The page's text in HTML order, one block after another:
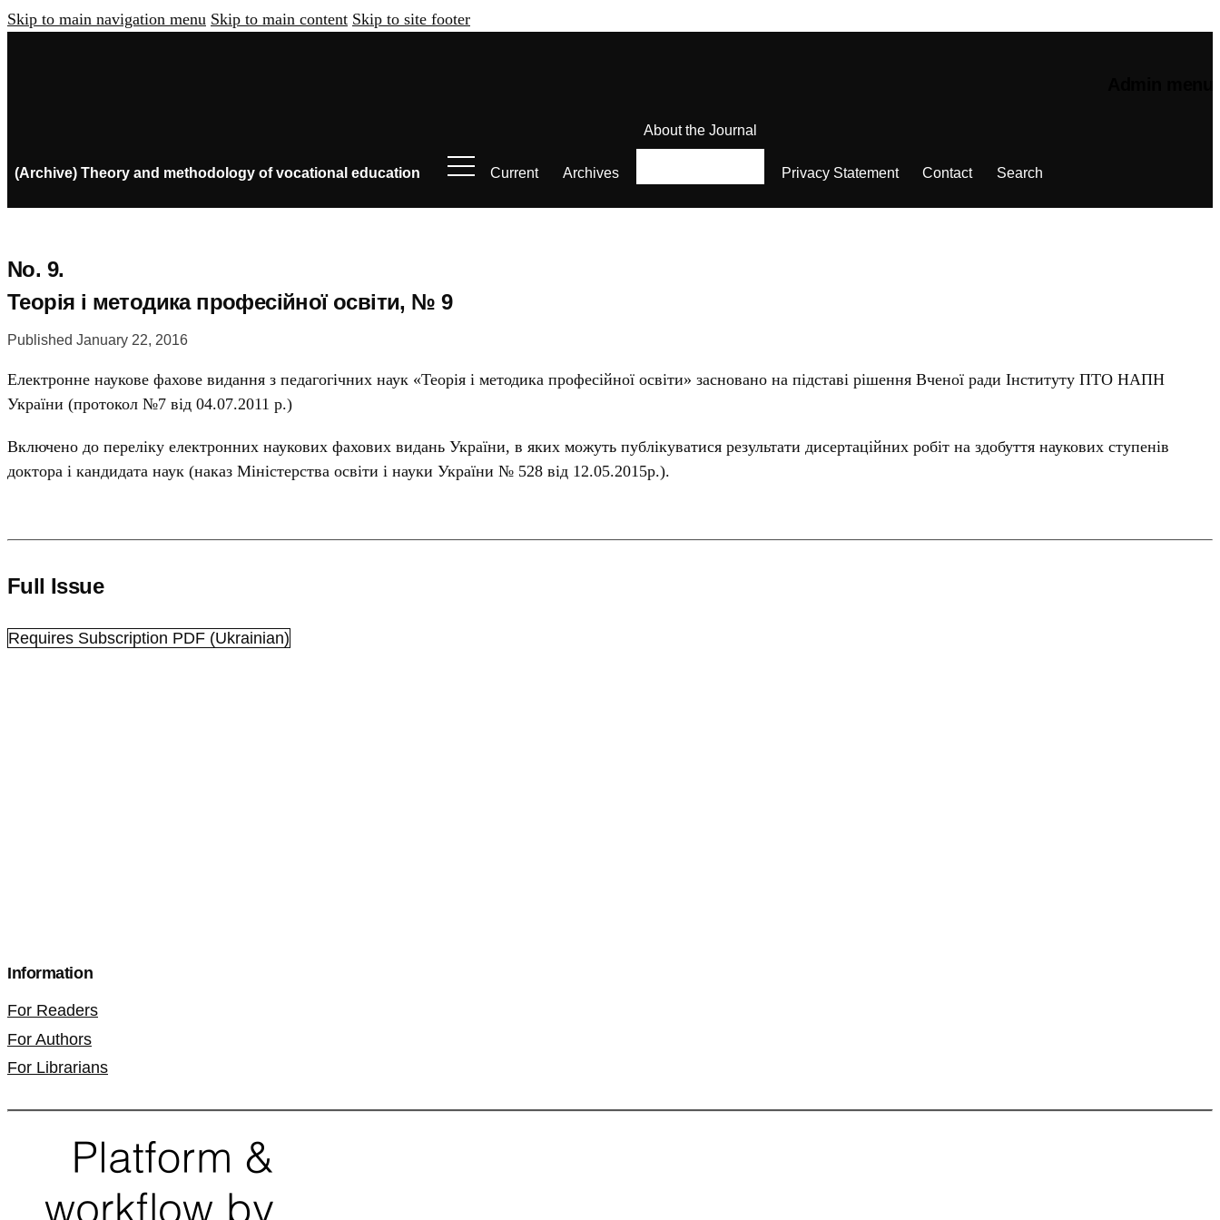
Skip to main navigation menu Skip to main content Skip to site footer
(Archive) Theory and methodology of vocational education Current Archives
About the Journal
Privacy Statement Contact Search
No. 9.
Теорія і методика професійної освіти, № 9
Published January 22, 2016
Електронне наукове фахове видання з педагогічних наук «Теорія і методика професійної освіти» засновано на підставі рішення Вченої ради Інституту ПТО НАПН
України (протокол №7 від 04.07.2011 р.)
Включено до переліку електронних наукових фахових видань України, в яких можуть публікуватися результати дисертаційних робіт на здобуття наукових ступенів
доктора і кандидата наук (наказ Міністерства освіти і науки України № 528 від 12.05.2015р.).
Full Issue
Requires Subscription PDF (Ukrainian)
Information
For Readers
For Authors
For Librarians